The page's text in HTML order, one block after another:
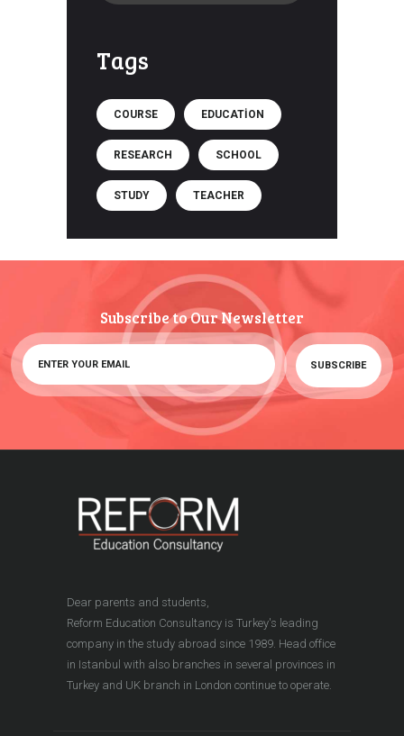
Tags
COURSE EDUCATION
RESEARCH SCHOOL
STUDY TEACHER
Subscribe to Our Newsletter
Dear parents and students,
Reform Education Consultancy is Turkey's leading
company in the study abroad since 1989. Head office
in Istanbul with also branches in several provinces in
Turkey and UK branch in London continue to operate.